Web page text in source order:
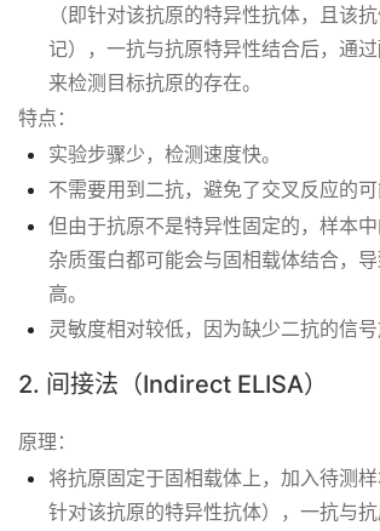
（即针对该抗原的特异性抗体，且该
记），一抗与抗原特异性结合后，通
来检测目标抗原的存在。
特点：
实验步骤少，检测速度快。
不需要用到二抗，避免了交叉反应的可
但由于抗原不是特异性固定的，样本
杂质蛋白都可能会与固相载体结合，
高。
灵敏度相对较低，因为缺少二抗的信号
2. 间接法（Indirect ELISA）
原理：
将抗原固定于固相载体上，加入待测
针对该抗原的特异性抗体），一抗与